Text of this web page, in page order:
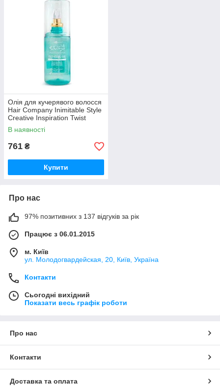
Олія для кучерявого волосся
Hair Company Inimitable Style
Creative Inspiration Twist
N'Curl Pro-Curl Oil 80 мл
В наявності
761 ₴
Купити
Про нас
97% позитивних з 137 відгуків за рік
Працює з 06.01.2015
м. Київ
ул. Молодогвардейская, 20, Київ, Україна
Контакти
Сьогодні вихідний
Показати весь графік роботи
Про нас
Контакти
Доставка та оплата